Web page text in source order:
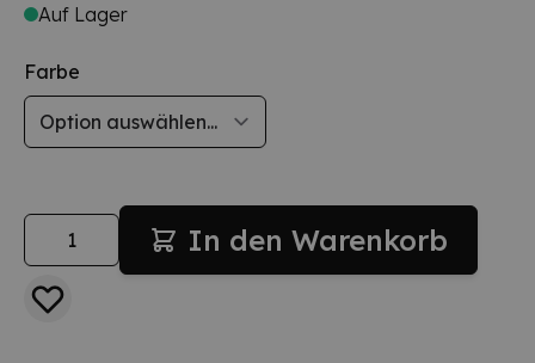
Auf Lager
Farbe
Menge In den Warenkorb